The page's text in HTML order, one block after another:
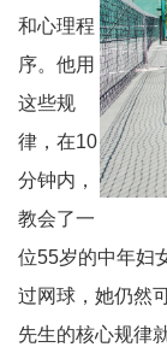
和心理程
序。他用
这些规
律，在10
分钟内，
教会了一
位55岁的中年妇
过网球，她仍然
先生的核心规律